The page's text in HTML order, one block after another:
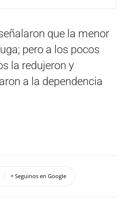
que la menor
pero a los pocos
la redujeron y
a la dependencia
+ Seguinos en Google